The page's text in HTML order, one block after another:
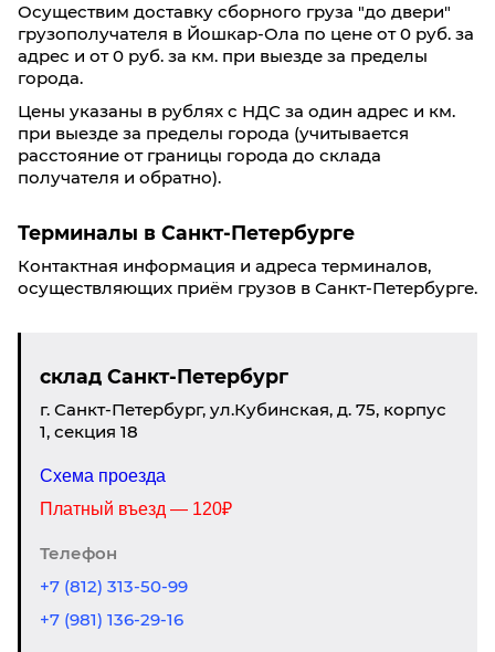
Осуществим доставку сборного груза "до двери"
грузополучателя в Йошкар-Ола по цене от 0 руб. за
адрес и от 0 руб. за км. при выезде за пределы
города.
Цены указаны в рублях с НДС за один адрес и км.
при выезде за пределы города (учитывается
расстояние от границы города до склада
получателя и обратно).
Терминалы в Санкт-Петербурге
Контактная информация и адреса терминалов,
осуществляющих приём грузов в Санкт-Петербурге.
склад Санкт-Петербург
г. Санкт-Петербург, ул.Кубинская, д. 75, корпус
1, секция 18
Схема проезда
Платный въезд — 120₽
Телефон
+7 (812) 313-50-99
+7 (981) 136-29-16